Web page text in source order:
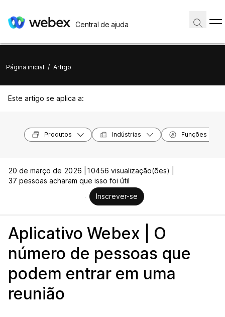
Central de ajuda
Página inicial / Artigo
Este artigo se aplica a:
Produtos Indústrias Funções
20 de março de 2026 |
10456 visualização(ões) |
37 pessoas acharam que isso foi útil
Inscrever-se
Aplicativo Webex | O
número de pessoas que
podem entrar em uma
reunião